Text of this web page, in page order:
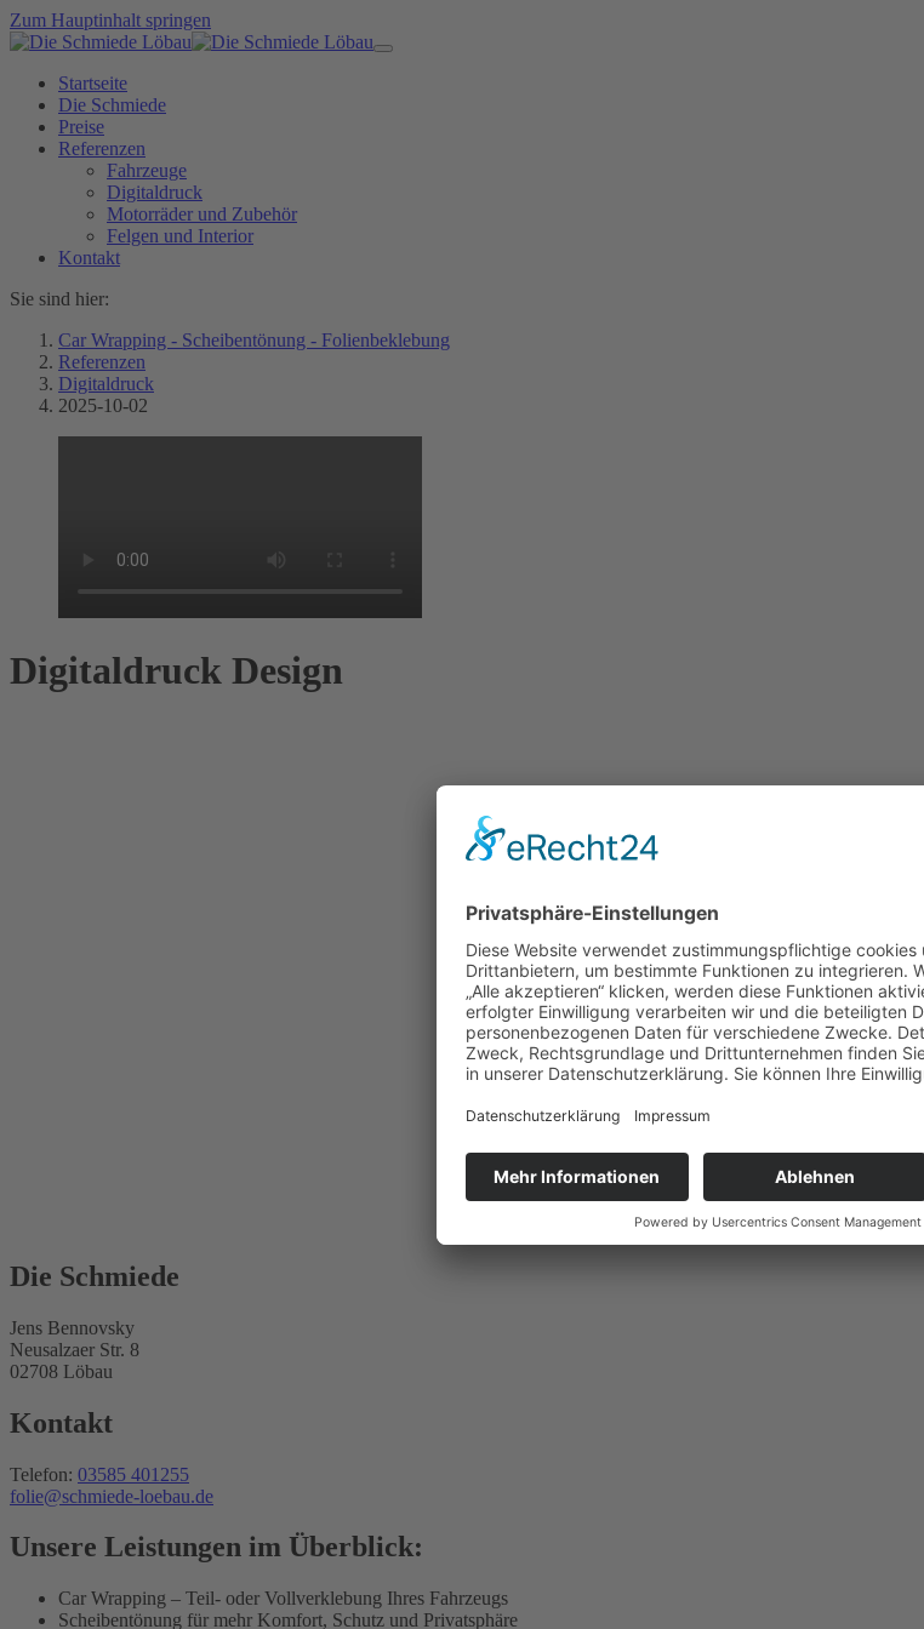
Zum Hauptinhalt springen
Startseite
Die Schmiede
Preise
Referenzen
Fahrzeuge
Digitaldruck
Motorräder und Zubehör
Felgen und Interior
Kontakt
Sie sind hier:
Car Wrapping - Scheibentönung - Folienbeklebung
Referenzen
Digitaldruck
2025-10-02
Digitaldruck Design
Die Schmiede
Jens Bennovsky
Neusalzaer Str. 8
02708 Löbau
Kontakt
Telefon: 03585 401255
folie@schmiede-loebau.de
Unsere Leistungen im Überblick:
Car Wrapping – Teil- oder Vollverklebung Ihres Fahrzeugs
Scheibentönung für mehr Komfort, Schutz und Privatsphäre